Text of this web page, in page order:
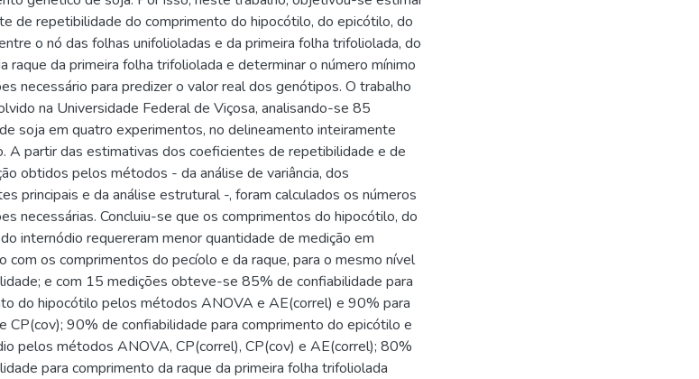
de repetibilidade do comprimento do hipocótilo, do epicótilo, do
o nó das folhas unifolioladas e da primeira folha trifoliolada, do
raque da primeira folha trifoliolada e determinar o número mínimo
necessário para predizer o valor real dos genótipos. O trabalho
na Universidade Federal de Viçosa, analisando-se 85
soja em quatro experimentos, no delineamento inteiramente
A partir das estimativas dos coeficientes de repetibilidade e de
obtidos pelos métodos - da análise de variância, dos
principais e da análise estrutural -, foram calculados os números
necessárias. Concluiu-se que os comprimentos do hipocótilo, do
internódio requereram menor quantidade de medição em
com os comprimentos do pecíolo e da raque, para o mesmo nível
e com 15 medições obteve-se 85% de confiabilidade para
do hipocótilo pelos métodos ANOVA e AE(correl) e 90% para
CP(cov); 90% de confiabilidade para comprimento do epicótilo e
pelos métodos ANOVA, CP(correl), CP(cov) e AE(correl); 80%
para comprimento da raque da primeira folha trifoliolada